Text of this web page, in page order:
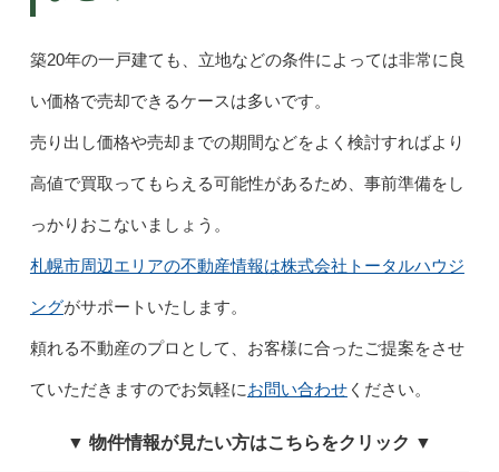
築20年の一戸建ても、立地などの条件によっては非常に良
い価格で売却できるケースは多いです。
売り出し価格や売却までの期間などをよく検討すればより
高値で買取ってもらえる可能性があるため、事前準備をし
っかりおこないましょう。
札幌市周辺エリアの不動産情報は株式会社トータルハウジ
ングがサポートいたします。
頼れる不動産のプロとして、お客様に合ったご提案をさせ
ていただきますのでお気軽にお問い合わせください。
▼ 物件情報が見たい方はこちらをクリック ▼